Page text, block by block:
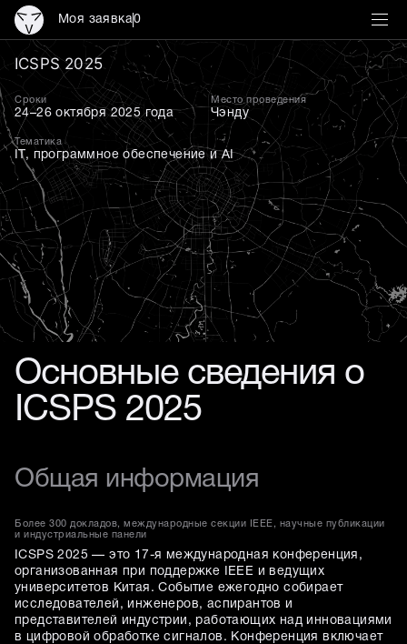
Моя заявка0
ICSPS 2025 — 17-я
ICSPS 2025
Сроки
24–26 октября 2025 года
Место проведения
Чэнду
Тематика
IT, программное обеспечение и AI
Основные сведения о
ICSPS 2025
Общая информация
Более 300 докладов, международные секции IEEE, научные публикации
и индустриальные панели
ICSPS 2025 — это 17-я международная конференция,
организованная при поддержке IEEE и ведущих
университетов Китая. Событие ежегодно собирает
исследователей, инженеров, аспирантов и
представителей индустрии, работающих над инновациями
в цифровой обработке сигналов. Конференция включает